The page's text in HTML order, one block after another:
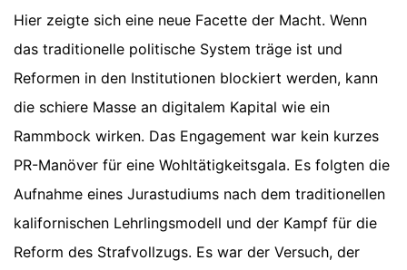
Hier zeigte sich eine neue Facette der Macht. Wenn
das traditionelle politische System träge ist und
Reformen in den Institutionen blockiert werden, kann
die schiere Masse an digitalem Kapital wie ein
Rammbock wirken. Das Engagement war kein kurzes
PR-Manöver für eine Wohltätigkeitsgala. Es folgten die
Aufnahme eines Jurastudiums nach dem traditionellen
kalifornischen Lehrlingsmodell und der Kampf für die
Reform des Strafvollzugs. Es war der Versuch, der